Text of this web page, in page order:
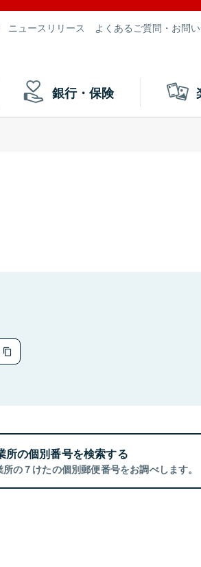
ニュースリリース よくあるご質問・お問
銀行・保険
所の個別番号を検索する
所の７けたの個別郵便番号をお調べします。